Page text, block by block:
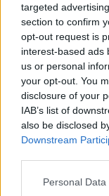
targeted
section to confirm
opt-out request is
interest-based ads
us or personal
your opt-out. You
disclosure of your
IAB’s list of
also be disclosed
Downstream
Please note that
Personal
A TáncPart
koreográfus és
prezentációja, a
díjmentesen
órás tánc- és
80-as évek
A gyerekek sem
átszőtt előadását